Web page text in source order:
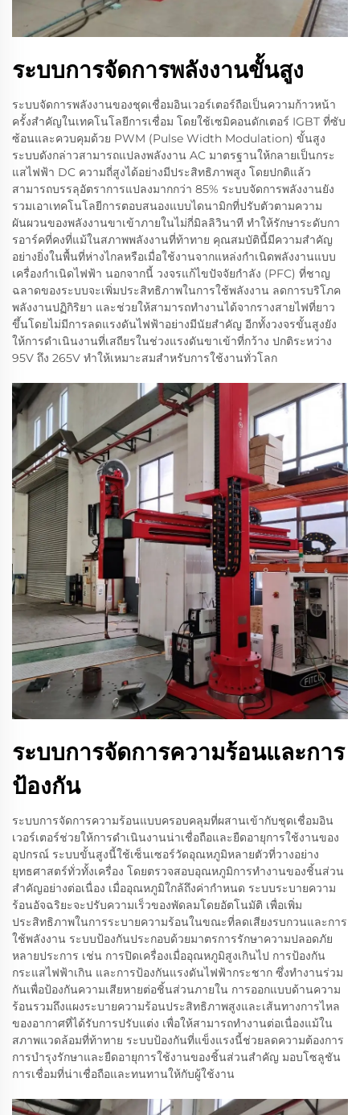
ระบบการจัดการพลังงานขั้นสูง
ระบบจัดการพลังงานของชุดเชื่อมอินเวอร์เตอร์ถือเป็นความก้าวหน้า
ครั้งสำคัญในเทคโนโลยีการเชื่อม โดยใช้เซมิคอนดักเตอร์ IGBT ที่ซับ
ซ้อนและควบคุมด้วย PWM (Pulse Width Modulation) ขั้นสูง
ระบบดังกล่าวสามารถแปลงพลังงาน AC มาตรฐานให้กลายเป็นกระ
แสไฟฟ้า DC ความถี่สูงได้อย่างมีประสิทธิภาพสูง โดยปกติแล้ว
สามารถบรรลุอัตราการแปลงมากกว่า 85% ระบบจัดการพลังงานยัง
รวมเอาเทคโนโลยีการตอบสนองแบบไดนามิกที่ปรับตัวตามความ
ผันผวนของพลังงานขาเข้าภายในไม่กี่มิลลิวินาที ทำให้รักษาระดับกา
รอาร์คที่คงที่แม้ในสภาพพลังงานที่ท้าทาย คุณสมบัตินี้มีความสำคัญ
อย่างยิ่งในพื้นที่ห่างไกลหรือเมื่อใช้งานจากแหล่งกำเนิดพลังงานแบบ
เครื่องกำเนิดไฟฟ้า นอกจากนี้ วงจรแก้ไขปัจจัยกำลัง (PFC) ที่ชาญ
ฉลาดของระบบจะเพิ่มประสิทธิภาพในการใช้พลังงาน ลดการบริโภค
พลังงานปฏิกิริยา และช่วยให้สามารถทำงานได้จากรางสายไฟที่ยาว
ขึ้นโดยไม่มีการลดแรงดันไฟฟ้าอย่างมีนัยสำคัญ อีกทั้งวงจรขั้นสูงยัง
ให้การดำเนินงานที่เสถียรในช่วงแรงดันขาเข้าที่กว้าง ปกติระหว่าง
95V ถึง 265V ทำให้เหมาะสมสำหรับการใช้งานทั่วโลก
ระบบการจัดการความร้อนและการ
ป้องกัน
ระบบการจัดการความร้อนแบบครอบคลุมที่ผสานเข้ากับชุดเชื่อมอิน
เวอร์เตอร์ช่วยให้การดำเนินงานน่าเชื่อถือและยืดอายุการใช้งานของ
อุปกรณ์ ระบบขั้นสูงนี้ใช้เซ็นเซอร์วัดอุณหภูมิหลายตัวที่วางอย่าง
ยุทธศาสตร์ทั่วทั้งเครื่อง โดยตรวจสอบอุณหภูมิการทำงานของชิ้นส่วน
สำคัญอย่างต่อเนื่อง เมื่ออุณหภูมิใกล้ถึงค่ากำหนด ระบบระบายความ
ร้อนอัจฉริยะจะปรับความเร็วของพัดลมโดยอัตโนมัติ เพื่อเพิ่ม
ประสิทธิภาพในการระบายความร้อนในขณะที่ลดเสียงรบกวนและการ
ใช้พลังงาน ระบบป้องกันประกอบด้วยมาตรการรักษาความปลอดภัย
หลายประการ เช่น การปิดเครื่องเมื่ออุณหภูมิสูงเกินไป การป้องกัน
กระแสไฟฟ้าเกิน และการป้องกันแรงดันไฟฟ้ากระชาก ซึ่งทำงานร่วม
กันเพื่อป้องกันความเสียหายต่อชิ้นส่วนภายใน การออกแบบด้านความ
ร้อนรวมถึงแผงระบายความร้อนประสิทธิภาพสูงและเส้นทางการไหล
ของอากาศที่ได้รับการปรับแต่ง เพื่อให้สามารถทำงานต่อเนื่องแม้ใน
สภาพแวดล้อมที่ท้าทาย ระบบป้องกันที่แข็งแรงนี้ช่วยลดความต้องการ
การบำรุงรักษาและยืดอายุการใช้งานของชิ้นส่วนสำคัญ มอบโซลูชัน
การเชื่อมที่น่าเชื่อถือและทนทานให้กับผู้ใช้งาน